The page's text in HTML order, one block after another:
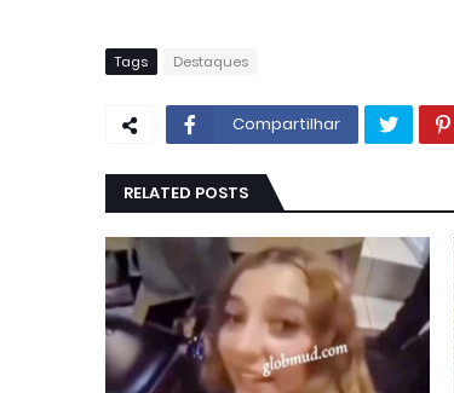
Tags Destaques
Compartilhar
RELATED POSTS